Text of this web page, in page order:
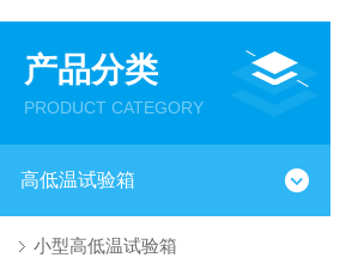
产品分类
PRODUCT CATEGORY
高低温试验箱
小型高低温试验箱